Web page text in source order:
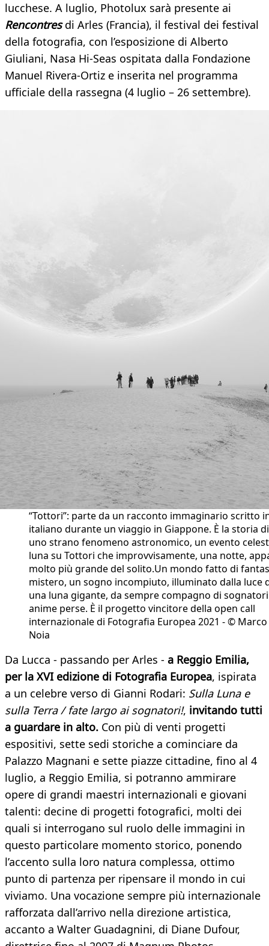
lucchese. A luglio, Photolux sarà presente ai
Rencontresdi Arles (Francia), il festival dei festival
della fotografia, con l’esposizione di Alberto
Giuliani, Nasa Hi-Seas ospitata dalla Fondazione
Manuel Rivera-Ortiz e inserita nel programma
ufficiale della rassegna (4 luglio – 26 settembre).
“Tottori”: parte da un racconto immaginario scritto
italiano durante un viaggio in Giappone. È la storia di
uno strano fenomeno astronomico, un evento
luna su Tottori che improvvisamente, una notte,
molto più grande del solito.Un mondo fatto di
mistero, un sogno incompiuto, illuminato dalla luce
una luna gigante, da sempre compagno di
anime perse. È il progetto vincitore della open call
internazionale di Fotografia Europea 2021 - ©
Noia
Da Lucca - passando per Arles - a Reggio Emilia,
per la XVI edizione di Fotografia Europea, ispirata
a un celebre verso di Gianni Rodari: Sulla Luna e
sulla Terra / fate largo ai sognatori!, invitando tutti
a guardare in alto. Con più di venti progetti
espositivi, sette sedi storiche a cominciare da
Palazzo Magnani e sette piazze cittadine, fino al 4
luglio, a Reggio Emilia, si potranno ammirare
opere di grandi maestri internazionali e giovani
talenti: decine di progetti fotografici, molti dei
quali si interrogano sul ruolo delle immagini in
questo particolare momento storico, ponendo
l’accento sulla loro natura complessa, ottimo
punto di partenza per ripensare il mondo in cui
viviamo. Una vocazione sempre più internazionale
rafforzata dall’arrivo nella direzione artistica,
accanto a Walter Guadagnini, di Diane Dufour,